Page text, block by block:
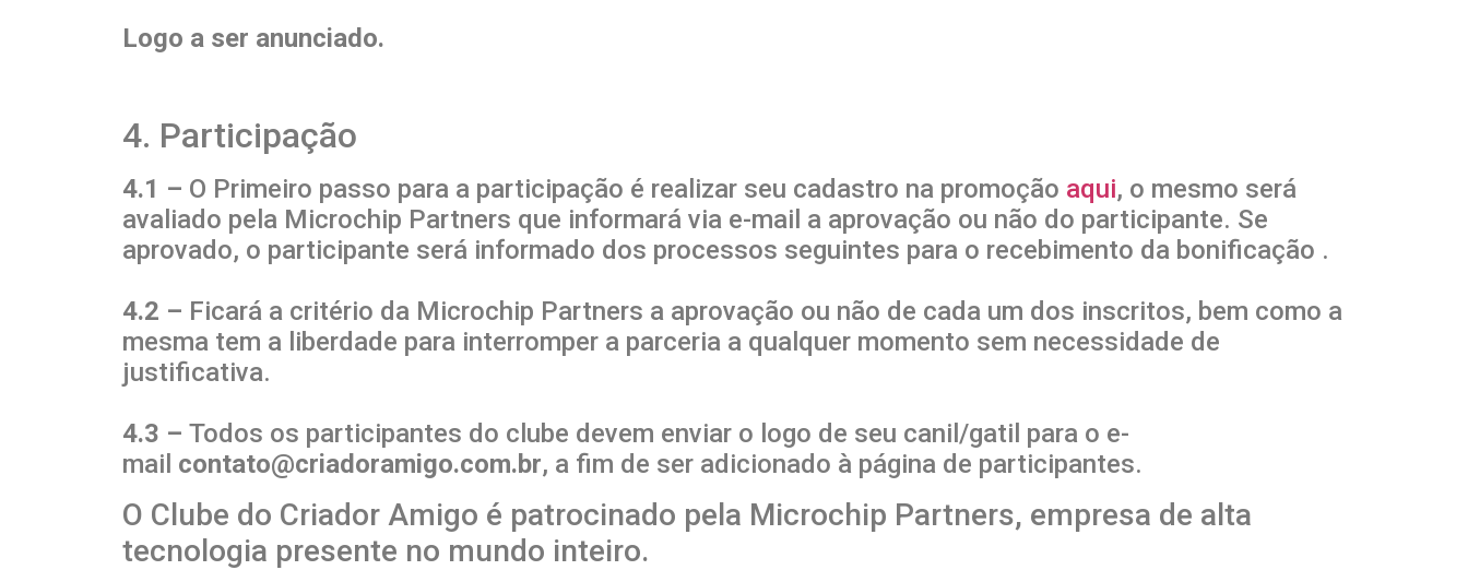
Logo a ser anunciado.
4. Participação
4.1 – O Primeiro passo para a participação é realizar seu cadastro na promoção aqui, o mesmo será
avaliado pela Microchip Partners que informará via e-mail a aprovação ou não do participante. Se
aprovado, o participante será informado dos processos seguintes para o recebimento da bonificação .
4.2 – Ficará a critério da Microchip Partners a aprovação ou não de cada um dos inscritos, bem como a
mesma tem a liberdade para interromper a parceria a qualquer momento sem necessidade de
justificativa.
4.3 – Todos os participantes do clube devem enviar o logo de seu canil/gatil para o e-
mail contato@criadoramigo.com.br, a fim de ser adicionado à página de participantes.
O Clube do Criador Amigo é patrocinado pela Microchip Partners, empresa de alta
tecnologia presente no mundo inteiro.